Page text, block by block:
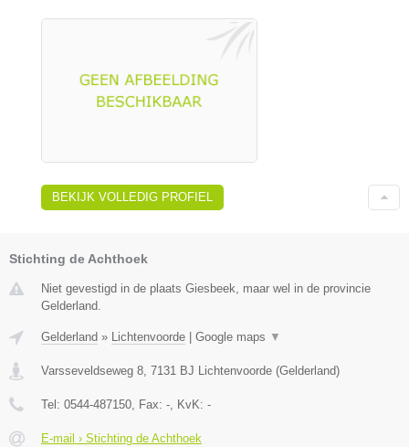
BEKIJK VOLLEDIG PROFIEL
Stichting de Achthoek
Niet gevestigd in de plaats Giesbeek, maar wel in de provincie
Gelderland.
Gelderland » Lichtenvoorde Google maps ▼
Varsseveldseweg 8, 7131 BJ Lichtenvoorde (Gelderland)
Tel: 0544-487150, Fax: -, KvK: -
E-mail › Stichting de Achthoek